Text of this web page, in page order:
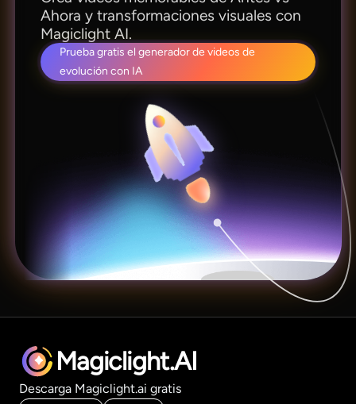
Ahora y transformaciones visuales con
Magiclight AI.
Prueba gratis el generador de videos de
evolución con IA
Magiclight.AI
Descarga Magiclight.ai gratis